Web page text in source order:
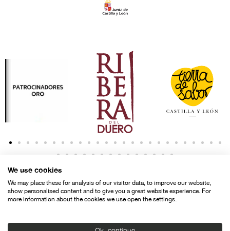
Política de privacidad
We use cookies
We may place these for analysis of our visitor data, to improve our website,
show personalised content and to give you a great website experience. For
more information about the cookies we use open the settings.